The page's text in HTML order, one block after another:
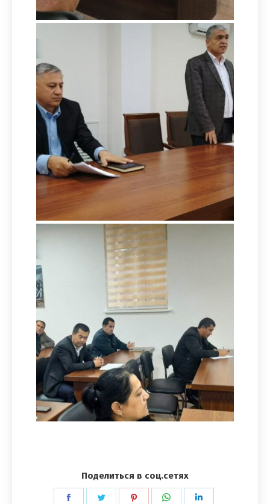
Поделиться в соц.сетях
ПоделитьсяПоделитьсяПоделитьсяПоделиться